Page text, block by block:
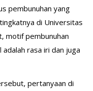
pembunuhan yang
di Universitas
motif pembunuhan
rasa iri dan juga
pertanyaan di